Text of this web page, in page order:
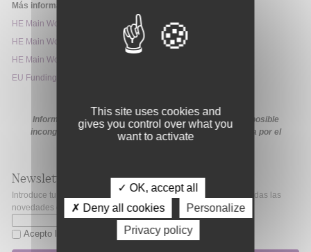
Más información:
HE Main Work Programme 2026-2027 – 1. General Introduction
HE Main Work Programme 2026-2027 – 4. Health
HE Main Work Programme 2026-2027 – 15. General Annexes
EU Funding & Tenders Portal
Información extraída de la web de la ayuda. En caso de posible
incongruencia, prevalecerá la información proporcionada por el
Newsletter
Introduce tu correo electrónico si quieres mantenerte al día de todas las
novedades de Fibao.
Acepto la política de privacidad
This site uses cookies and
gives you control over what you
want to activate
✓ OK, accept all
✗ Deny all cookies
Personalize
Privacy policy